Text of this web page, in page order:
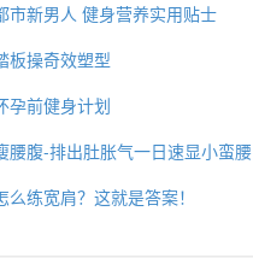
市新男人 健身营养实用贴士
板操奇效塑型
孕前健身计划
腰腹-排出肚胀气一日速显小蛮腰
么练宽肩？这就是答案！